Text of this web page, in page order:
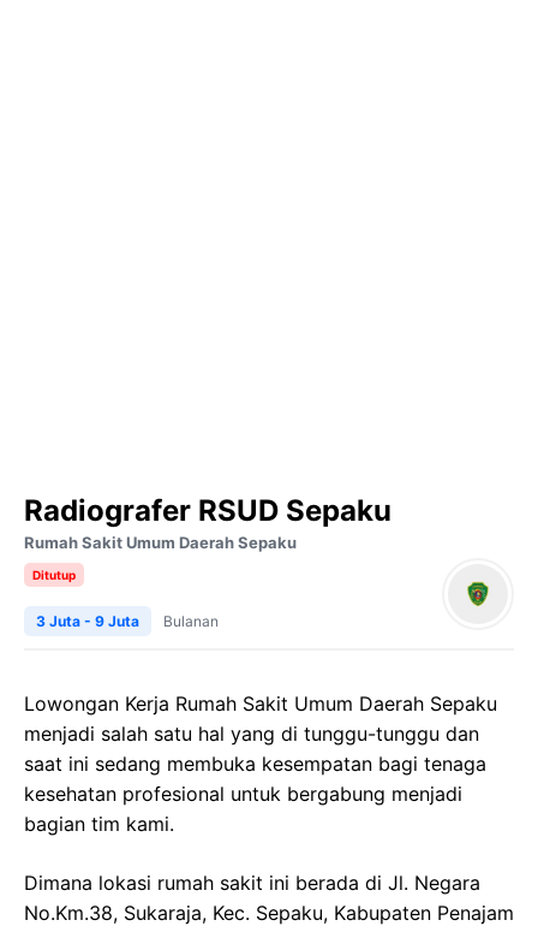
Radiografer RSUD Sepaku
Rumah Sakit Umum Daerah Sepaku
Ditutup
3 Juta - 9 Juta Bulanan
Lowongan Kerja Rumah Sakit Umum Daerah Sepaku
menjadi salah satu hal yang di tunggu-tunggu dan
saat ini sedang membuka kesempatan bagi tenaga
kesehatan profesional untuk bergabung menjadi
bagian tim kami.
Dimana lokasi rumah sakit ini berada di Jl. Negara
No.Km.38, Sukaraja, Kec. Sepaku, Kabupaten Penajam